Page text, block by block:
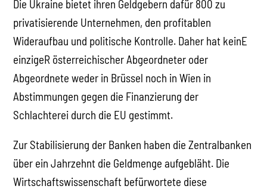
Die Ukraine bietet ihren Geldgebern dafür 800 zu
privatisierende Unternehmen, den profitablen
Wideraufbau und politische Kontrolle. Daher hat keinE
einzigeR österreichischer Abgeordneter oder
Abgeordnete weder in Brüssel noch in Wien in
Abstimmungen gegen die Finanzierung der
Schlachterei durch die EU gestimmt.
Zur Stabilisierung der Banken haben die Zentralbanken
über ein Jahrzehnt die Geldmenge aufgebläht. Die
Wirtschaftswissenschaft befürwortete diese